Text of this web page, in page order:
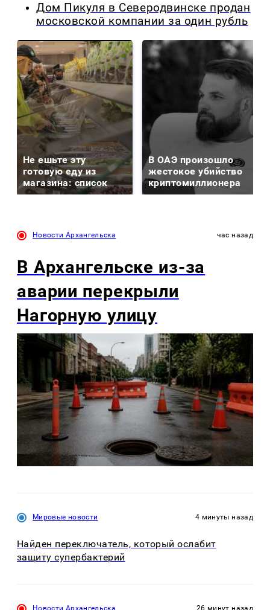
Дом Пикуля в Северодвинске продан
московской компании за один рубль
Не ешьте эту
готовую еду из
магазина: список
В ОАЭ произошло
жестокое убийство
криптомиллионера
Новости Архангельска час назад
В Архангельске из-за
аварии перекрыли
Нагорную улицу
Мировые новости 4 минуты назад
Найден переключатель, который ослабит
защиту супербактерий